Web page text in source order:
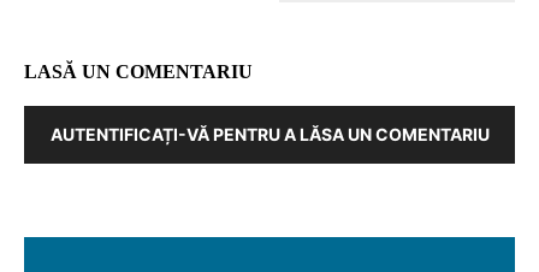
LASĂ UN COMENTARIU
AUTENTIFICAȚI-VĂ PENTRU A LĂSA UN COMENTARIU